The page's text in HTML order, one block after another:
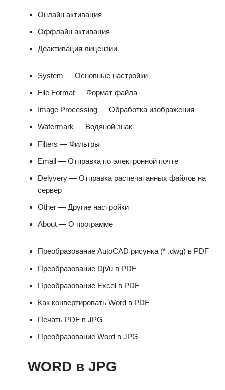
Oнлайн активация
Оффлайн активация
Деактивация лицензии
System — Основные настройки
File Format — Формат файла
Image Processing — Обработка изображения
Watermark — Водяной знак
Filters — Фильтры
Email — Отправка по электронной почте
Delyvery — Отправка распечатанных файлов на
сервер
Other — Другие настройки
About — О программе
Преобразование AutoCAD‭ ‬рисунка‭ (* ‬.dwg‭) ‬в PDF
Преобразование DjVu‭ ‬в PDF
Преобразование Excel‭ ‬в PDF
Как конвертировать Word в PDF
Печать PDF в JPG
Преобразование Word в JPG
WORD в JPG